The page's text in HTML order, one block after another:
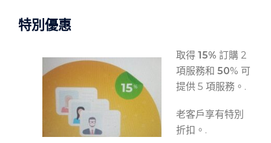
特別優惠
取得 15% 訂購 2
項服務和 50% 可
提供 5 項服務。.
老客戶享有特別
折扣。.